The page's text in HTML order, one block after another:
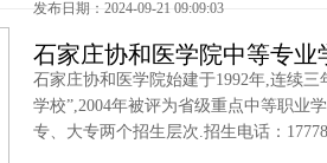
发布日期：2024-09-21 09:09:03
石家庄协和医学院中等专业
石家庄协和医学院始建于1992年,连续
学校”,2004年被评为省级重点中等职业
专、大专两个招生层次.招生电话：